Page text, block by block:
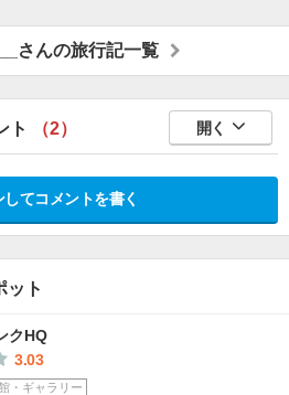
さんの旅行記一覧
ト （2） 開く
してコメントを書く
ット
クHQ
3.03
・ギャラリー